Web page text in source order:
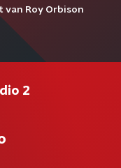
van Roy Orbison
2